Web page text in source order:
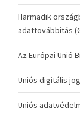
Harmadik
adattovábbítás
Az Európai Unió
Uniós digitális
Uniós